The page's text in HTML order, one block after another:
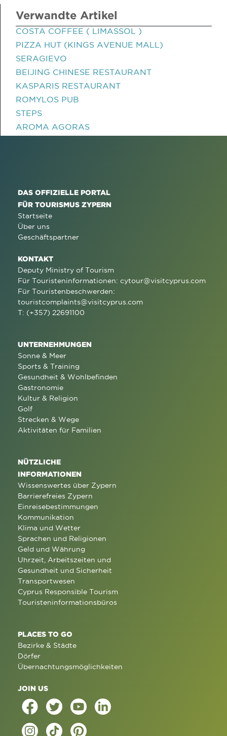
Verwandte Artikel
COSTA COFFEE ( LIMASSOL )
PIZZA HUT (KINGS AVENUE MALL)
SERAGIEVO
BEIJING CHINESE RESTAURANT
KASPARIS RESTAURANT
ROMYLOS PUB
STEPS
AROMA AGORAS
DAS OFFIZIELLE PORTAL
FÜR TOURISMUS ZYPERN
Startseite
Über uns
Geschäftspartner
KONTAKT
Deputy Ministry of Tourism
Für Touristeninformationen: cytour@visitcyprus.com
Für Touristenbeschwerden:
touristcomplaints@visitcyprus.com
T: (+357) 22691100
UNTERNEHMUNGEN
Sonne & Meer
Sports & Training
Gesundheit & Wohlbefinden
Gastronomie
Kultur & Religion
Golf
Strecken & Wege
Aktivitäten für Familien
NÜTZLICHE
INFORMATIONEN
Wissenswertes über Zypern
Barrierefreies Zypern
Einreisebestimmungen
Kommunikation
Klima und Wetter
Sprachen und Religionen
Geld und Währung
Uhrzeit, Arbeitszeiten und
Gesundheit und Sicherheit
Transportwesen
Cyprus Responsible Tourism
Touristeninformationsbüros
PLACES TO GO
Bezirke & Städte
Dörfer
Übernachtungsmöglichkeiten
JOIN US